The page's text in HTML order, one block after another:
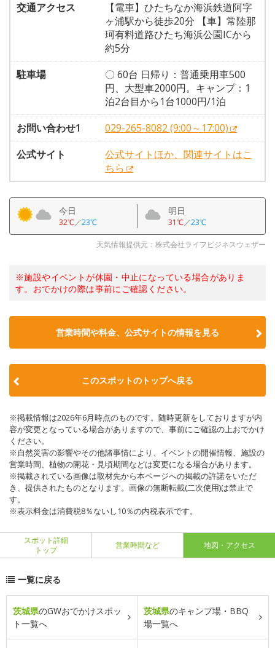
交通アクセス
【電車】ひたちなか海浜鉄道阿字
ヶ浦駅から徒歩20分 【車】常陸那
珂有料道路ひたち海浜公園ICから
約5分
駐車場
〇 60台 日帰り：普通乗用車500
円、大型車2000円。キャンプ：1
泊2台目から1台1000円/1泊
お問い合わせ1
029-265-8082 (9:00～17:00)
公式サイト
公式サイトほか、関連サイトはこ
ちら
今日
32℃／23℃
明日
31℃／23℃
天気情報提供元：株式会社ライフビジネスウェザー
※施設やイベントが休園・中止になっている場合がありま
す。おでかけの際は事前にご確認ください。
営業時間や料金、公式サイトの情報を見る
このスポットのトップへ戻る
※掲載情報は2026年6月時点のものです。随時更新をしておりますが内
容が変更となっている場合がありますので、事前にご確認の上おでかけ
ください。
※自然災害の影響やその他諸事情により、イベントの開催情報、施設の
営業時間、植物の開花・見頃期間などは変更になる場合があります。
※掲載されている画像は取材先から本ページへの掲載の許諾をいただ
き、提供されたものとなります。画像の無断転載(二次使用)は禁止で
す。
※表示料金は消費税8％ないし10％の内税表示です。
スポット詳細
トップ
営業時間など 地図・アクセス
一覧に戻る
茨城県のGWおでかけスポッ
ト一覧へ
茨城県のキャンプ場・BBQ
場一覧へ